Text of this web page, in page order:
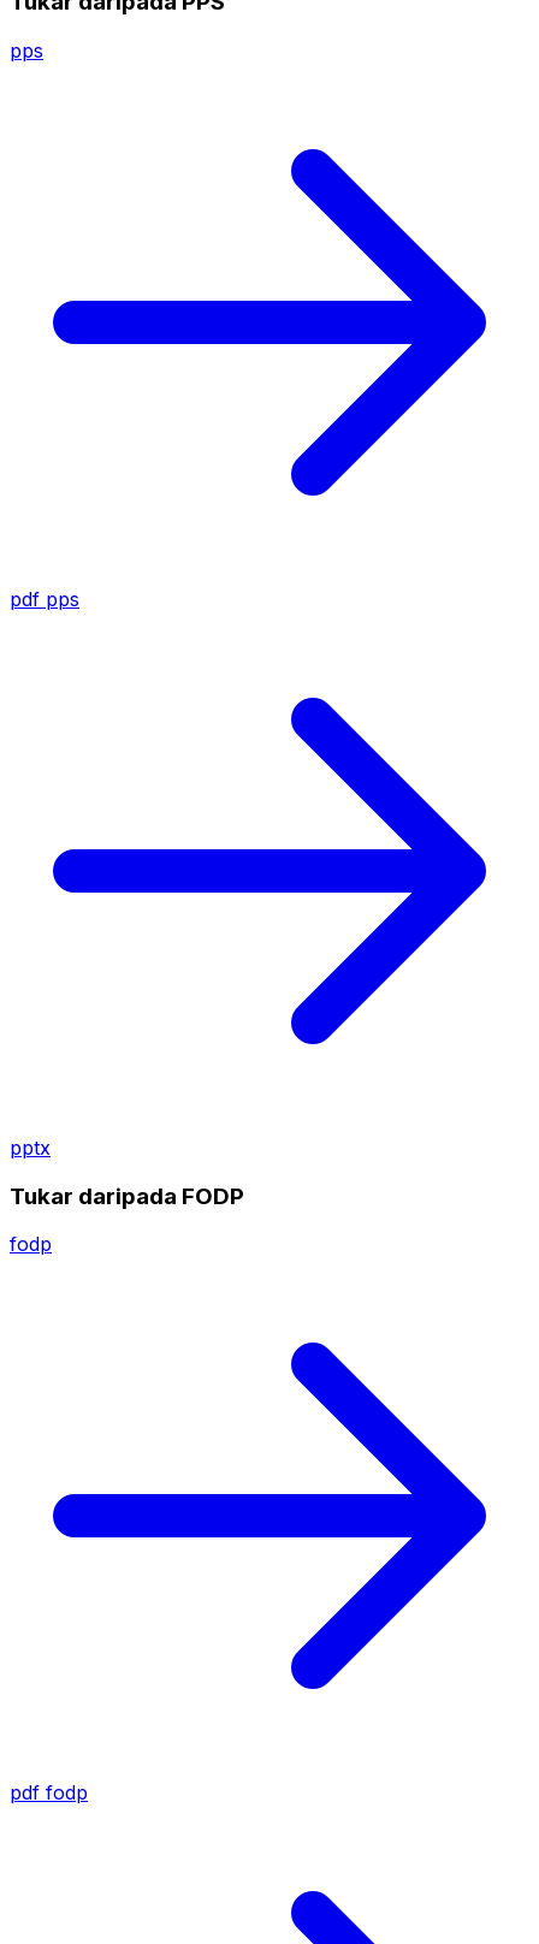
pps
pdf pps
pptx
Tukar daripada FODP
fodp
pdf fodp